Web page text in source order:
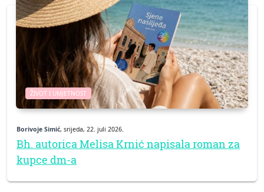
ŽIVOT I UMJETNOST
Borivoje Simić, srijeda, 22. juli 2026.
Bh. autorica Melisa Krnić napisala roman za
kupce dm-a